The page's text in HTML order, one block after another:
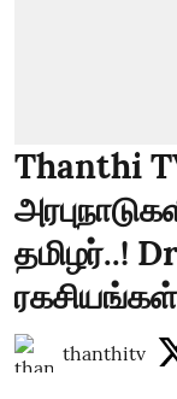
Thanthi
தமிழர்..!
ரகசியங்கள்
thanthitv